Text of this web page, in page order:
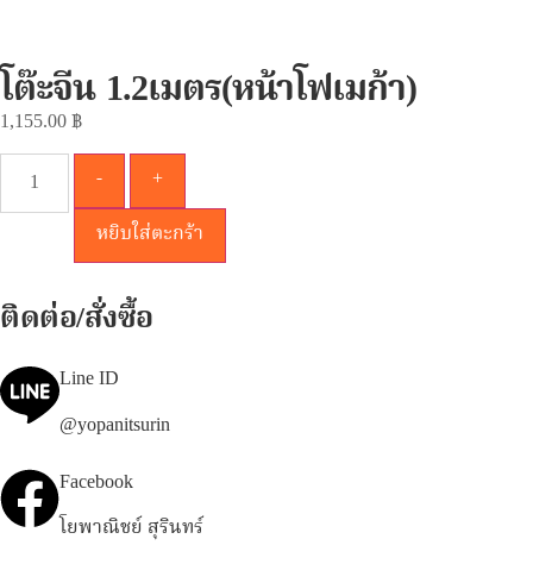
โต๊ะจีน 1.2เมตร(หน้าโฟเมก้า)
1,155.00฿
-
+
หยิบใส่ตะกร้า
ติดต่อ/สั่งซื้อ
Line ID
@yopanitsurin
Facebook
โยพาณิชย์ สุรินทร์